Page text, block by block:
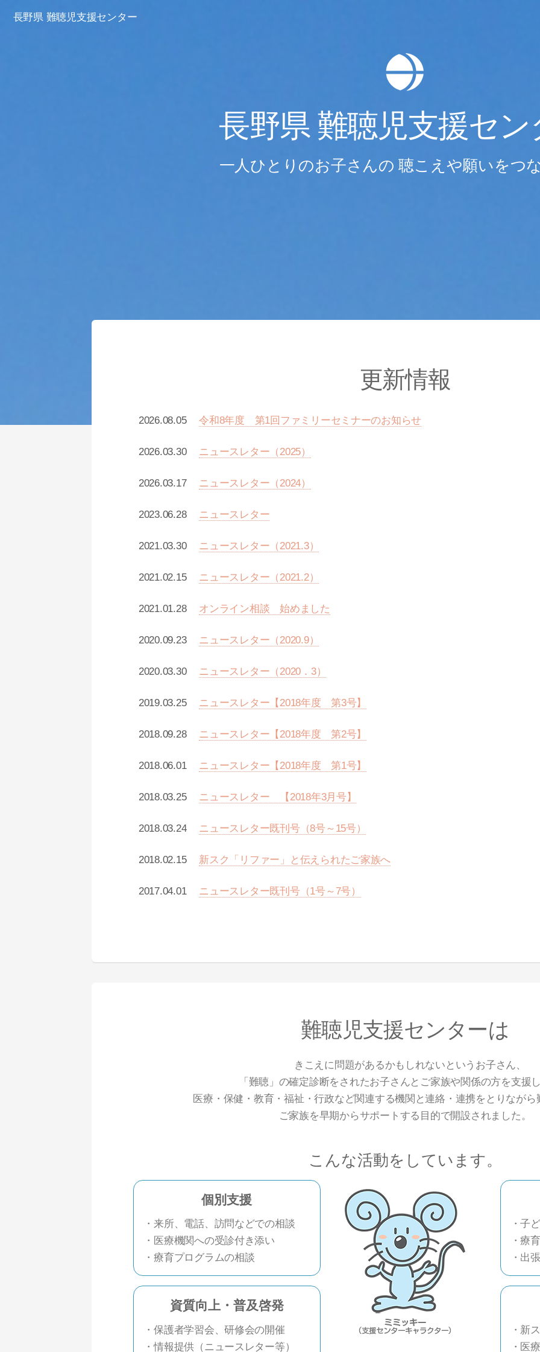
長野県 難聴児支援センター
長野県 難聴児支援セン
一人ひとりのお子さんの 聴こえや願いをつ
更新情報
2026.08.05 令和8年度 第1回ファミリーセミナーのお知らせ
2026.03.30 ニュースレター（2025）
2026.03.17 ニュースレター（2024）
2023.06.28 ニュースレター
2021.03.30 ニュースレター（2021.3）
2021.02.15 ニュースレター（2021.2）
2021.01.28 オンライン相談 始めました
2020.09.23 ニュースレター（2020.9）
2020.03.30 ニュースレター（2020．3）
2019.03.25 ニュースレター【2018年度 第3号】
2018.09.28 ニュースレター【2018年度 第2号】
2018.06.01 ニュースレター【2018年度 第1号】
2018.03.25 ニュースレター 【2018年3月号】
2018.03.24 ニュースレター既刊号（8号～15号）
2018.02.15 新スク「リファー」と伝えられたご家族へ
2017.04.01 ニュースレター既刊号（1号～7号）
難聴児支援センターは
きこえに問題があるかもしれないというお子さん、
「難聴」の確定診断をされたお子さんとご家族や関係の方を支援
医療・保健・教育・福祉・行政など関連する機関と連絡・連携をとりなが
ご家族を早期からサポートする目的で開設されました。
こんな活動をしています。
個別支援
・来所、電話、訪問などでの相談
・医療機関への受診付き添い
・療育プログラムの相談
資質向上・普及啓発
・保護者学習会、研修会の開催
・情報提供（ニュースレター等）
・子
・療
・出
・新
・医